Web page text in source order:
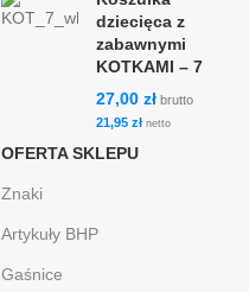
dziecięca z
zabawnymi
KOTKAMI – 7
27,00 zł brutto
21,95 zł netto
OFERTA SKLEPU
Znaki
Artykuły BHP
Gaśnice